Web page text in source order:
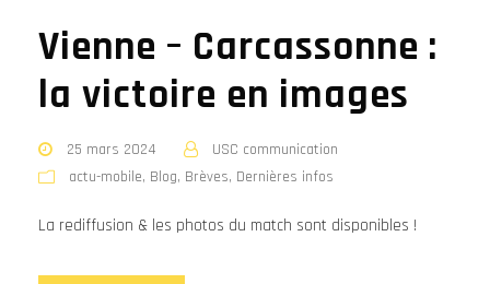
Vienne – Carcassonne :
la victoire en images
25 mars 2024
USC communication
actu-mobile, Blog, Brèves, Dernières infos
La rediffusion & les photos du match sont disponibles !